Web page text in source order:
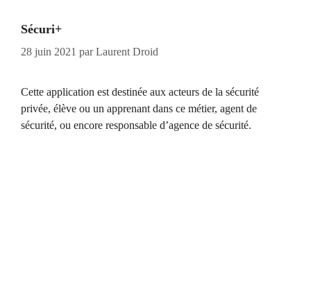
Sécuri+
28 juin 2021 parLaurent Droid
Cette application est destinée aux acteurs de la sécurité
privée, élève ou un apprenant dans ce métier, agent de
sécurité, ou encore responsable d’agence de sécurité.